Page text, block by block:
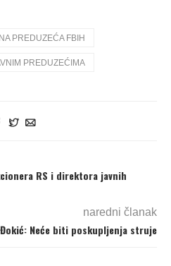
PREDUZEĆA FBIH
PREDUZEĆIMA
RS i direktora javnih
naredni članak
Đokić: Neće biti poskupljenja struje